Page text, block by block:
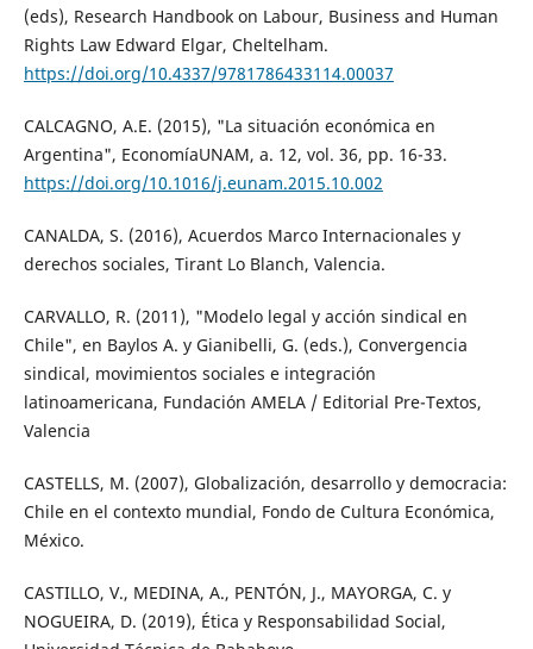
(eds), Research Handbook on Labour, Business and Human
Rights Law Edward Elgar, Cheltelham.
https://doi.org/10.4337/9781786433114.00037
CALCAGNO, A.E. (2015), "La situación económica en
Argentina", EconomíaUNAM, a. 12, vol. 36, pp. 16-33.
https://doi.org/10.1016/j.eunam.2015.10.002
CANALDA, S. (2016), Acuerdos Marco Internacionales y
derechos sociales, Tirant Lo Blanch, Valencia.
CARVALLO, R. (2011), "Modelo legal y acción sindical en
Chile", en Baylos A. y Gianibelli, G. (eds.), Convergencia
sindical, movimientos sociales e integración
latinoamericana, Fundación AMELA / Editorial Pre-Textos,
Valencia
CASTELLS, M. (2007), Globalización, desarrollo y democracia:
Chile en el contexto mundial, Fondo de Cultura Económica,
México.
CASTILLO, V., MEDINA, A., PENTÓN, J., MAYORGA, C. y
NOGUEIRA, D. (2019), Ética y Responsabilidad Social,